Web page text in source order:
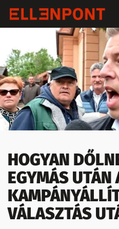
HOGYAN
EGYMÁS UTÁN
VÁLASZTÁS